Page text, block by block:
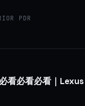
PDR
看必看必看｜